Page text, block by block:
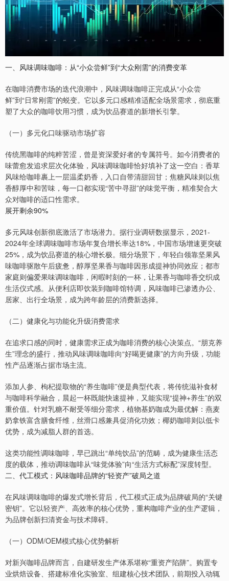
一、风味调味咖啡：从“小众尝鲜”到“大众刚需”的消费变革
在咖啡消费市场的迭代浪潮中，风味调味咖啡正完成从“小众尝
鲜”到“日常刚需”的蜕变。它以多元口感精准适配全场景需求，彻底重
塑了大众的咖啡饮用习惯，成为饮品赛道的新增长引擎。
（一）多元化口味驱动市场扩容
传统黑咖啡的纯粹苦涩，曾是资深爱好者的专属符号。如今消费者的
味蕾愈发追求层次化体验，风味调味咖啡恰好填补了这一空白：香草
风味给咖啡裹上一层温柔奶香，入口自带清甜回甘；焦糖风味则以焦
香醇厚中和苦味，每一口都实现“苦中寻甜”的味觉平衡，精准契合大
众对咖啡的适口性需求。
展开剩余90%
多元风味创新彻底激活了市场潜力。据行业调研数据显示，2021-
2024年全球调味咖啡市场年复合增长率达18%，中国市场增速更突破
25%，成为饮品赛道的核心增长极。细分场景下，年轻白领靠坚果风
味咖啡驱散午后疲惫，醇厚坚果香与咖啡因形成提神协同效应；都市
家庭则偏爱果味调味咖啡，闲暇时刻的一杯，让果香与咖啡香交织成
生活仪式感。从便利店即饮装到咖啡馆特调，风味咖啡已渗透办公、
居家、出行全场景，成为跨年龄层的消费新选择。
（二）健康化与功能化升级消费需求
在追求口感的同时，健康需求正成为咖啡消费的核心决策点。“朋克养
生”理念的盛行，推动风味调味咖啡向“好喝更健康”的方向升级，功能
性产品逐渐占据市场主流。
添加人参、枸杞提取物的“养生咖啡”便是典型代表，将传统滋补食材
与咖啡科学融合，晨起一杯既能快速提神，又能实现“提神+养生”的双
重价值。针对乳糖不耐受等细分需求，植物基奶咖成为最优解：燕麦
奶拿铁富含膳食纤维，丝滑口感兼具促消化功效；椰奶咖啡则以低卡
优势，成为减脂人群的首选。
这类功能性调味咖啡，早已跳出“单纯饮品”的范畴，成为健康生活态
度的载体，推动调味咖啡从“味觉体验”向“生活方式标配”深度转型。
二、代工模式：风味咖啡品牌的“轻资产”破局之道
在风味调味咖啡的爆发式增长背后，代工模式正成为品牌破局的“关键
密钥”。它以轻资产、高效率的核心优势，重构咖啡产业的生产逻辑，
为品牌创新扫清资金与技术障碍。
（一）ODM/OEM模式核心优势解析
对新兴咖啡品牌而言，自建研发生产体系堪称“重资产陷阱”。购置专
业烘焙设备、搭建标准化实验室、组建核心技术团队，前期投入动辄